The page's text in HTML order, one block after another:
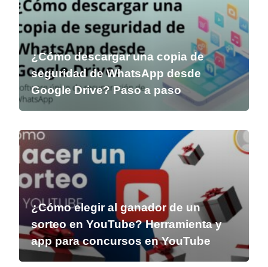
¿Cómo descargar una copia de
seguridad de WhatsApp desde
Google Drive? Paso a paso
¿Cómo elegir al ganador de un
sorteo en YouTube? Herramienta y
app para concursos en YouTube